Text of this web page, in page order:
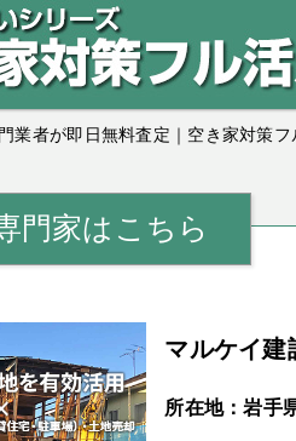
業者が即日無料査定｜空き家対策フ
門家はこちら
マルケイ
所在地：岩手